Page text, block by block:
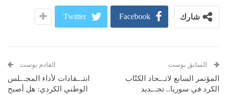
شارك Facebook
Twitter
السابق بوست
المؤتمر السابع لاتـ.ـحاد الكتّاب
الكرد في سوريا.. تجـ.ـديد
القادم بوست
انتـ.ـقادات لأداء المجـ.ـلس
الوطني الكردي: هل أصبح